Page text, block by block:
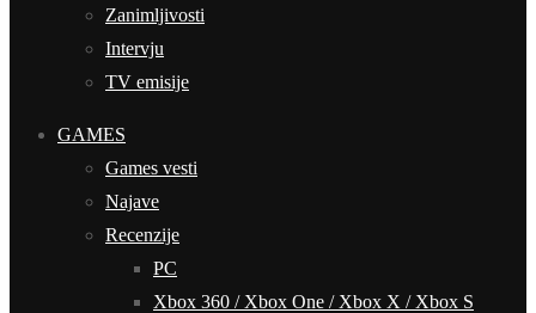
Zanimljivosti
Intervju
TV emisije
GAMES
Games vesti
Najave
Recenzije
PC
Xbox 360 / Xbox One / Xbox X / Xbox S